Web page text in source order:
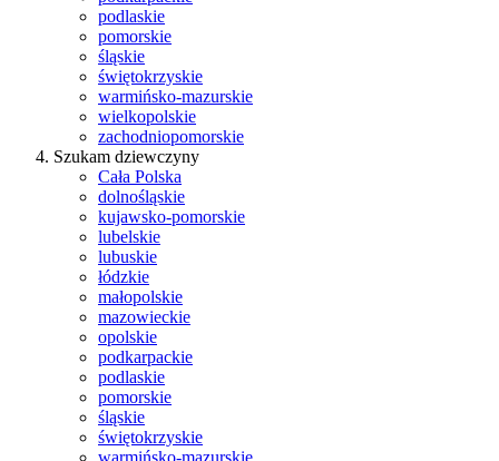
podlaskie
pomorskie
śląskie
świętokrzyskie
warmińsko-mazurskie
wielkopolskie
zachodniopomorskie
Szukam dziewczyny
Cała Polska
dolnośląskie
kujawsko-pomorskie
lubelskie
lubuskie
łódzkie
małopolskie
mazowieckie
opolskie
podkarpackie
podlaskie
pomorskie
śląskie
świętokrzyskie
warmińsko-mazurskie